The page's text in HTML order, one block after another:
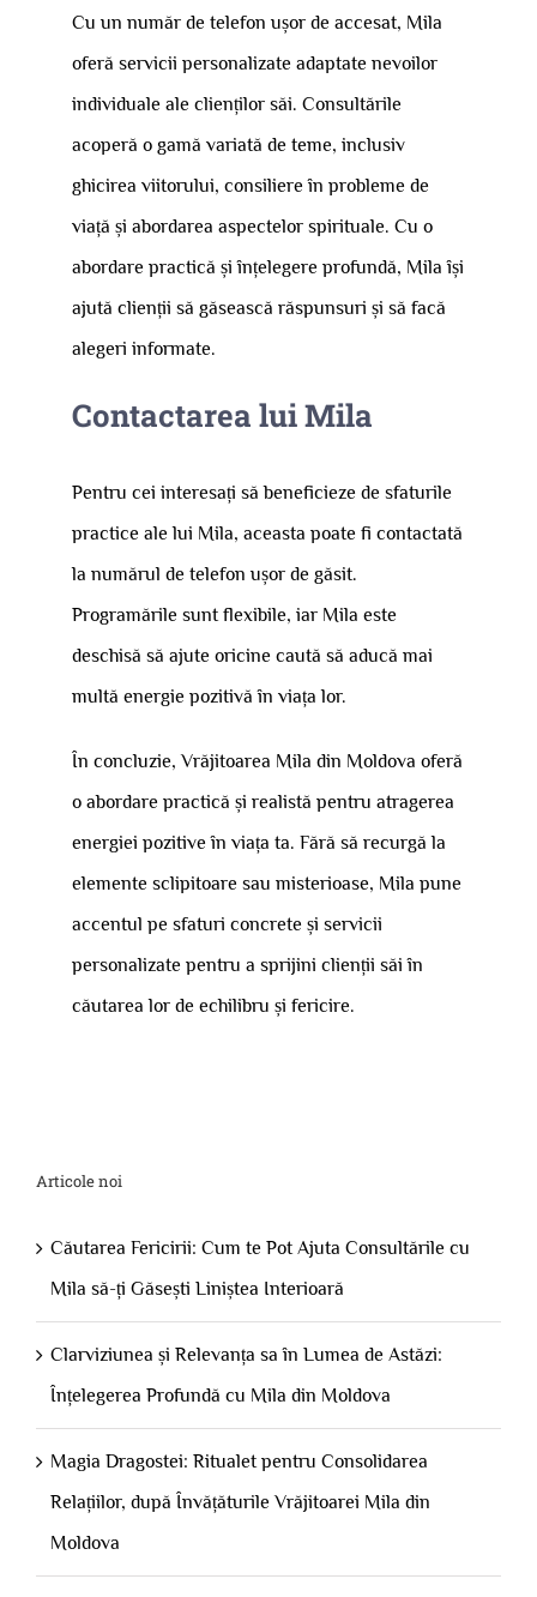
Cu un număr de telefon ușor de accesat, Mila
oferă servicii personalizate adaptate nevoilor
individuale ale clienților săi. Consultările
acoperă o gamă variată de teme, inclusiv
ghicirea viitorului, consiliere în probleme de
viață și abordarea aspectelor spirituale. Cu o
abordare practică și înțelegere profundă, Mila își
ajută clienții să găsească răspunsuri și să facă
alegeri informate.
Contactarea lui Mila
Pentru cei interesați să beneficieze de sfaturile
practice ale lui Mila, aceasta poate fi contactată
la numărul de telefon ușor de găsit.
Programările sunt flexibile, iar Mila este
deschisă să ajute oricine caută să aducă mai
multă energie pozitivă în viața lor.
În concluzie, Vrăjitoarea Mila din Moldova oferă
o abordare practică și realistă pentru atragerea
energiei pozitive în viața ta. Fără să recurgă la
elemente sclipitoare sau misterioase, Mila pune
accentul pe sfaturi concrete și servicii
personalizate pentru a sprijini clienții săi în
căutarea lor de echilibru și fericire.
Articole noi
Căutarea Fericirii: Cum te Pot Ajuta Consultările cu
Mila să-ți Găsești Liniștea Interioară
Clarviziunea și Relevanța sa în Lumea de Astăzi:
Înțelegerea Profundă cu Mila din Moldova
Magia Dragostei: Ritualet pentru Consolidarea
Relațiilor, după Învățăturile Vrăjitoarei Mila din
Moldova